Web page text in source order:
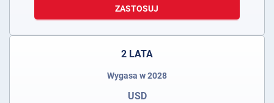
ZASTOSUJ
2 LATA
Wygasa w 2028
USD